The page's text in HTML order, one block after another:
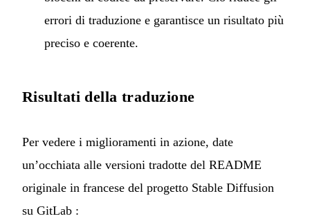
errori di traduzione e garantisce un risultato più
preciso e coerente.
Risultati della traduzione
Per vedere i miglioramenti in azione, date
un’occhiata alle versioni tradotte del README
originale in francese del progetto Stable Diffusion
su GitLab :